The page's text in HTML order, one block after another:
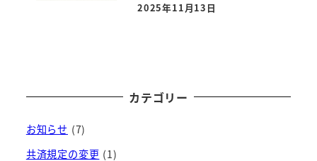
投稿日
2025年11月13日
カテゴリー
お知らせ (7)
共済規定の変更 (1)